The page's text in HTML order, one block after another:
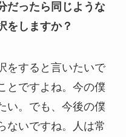
だったら同じような
しますか？
をすると言いたいで
とですよね。今の僕
い。でも、今後の僕
ないですね。人は常